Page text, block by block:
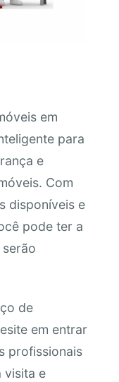
em
para
e
Com
disponíveis e
pode ter a
de
em entrar
profissionais
visita e